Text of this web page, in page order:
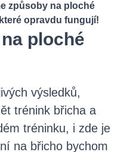
způsoby na ploché
opravdu fungují!
ploché
výsledků,
trénink břicha a
tréninku, i zde je
na břicho bychom